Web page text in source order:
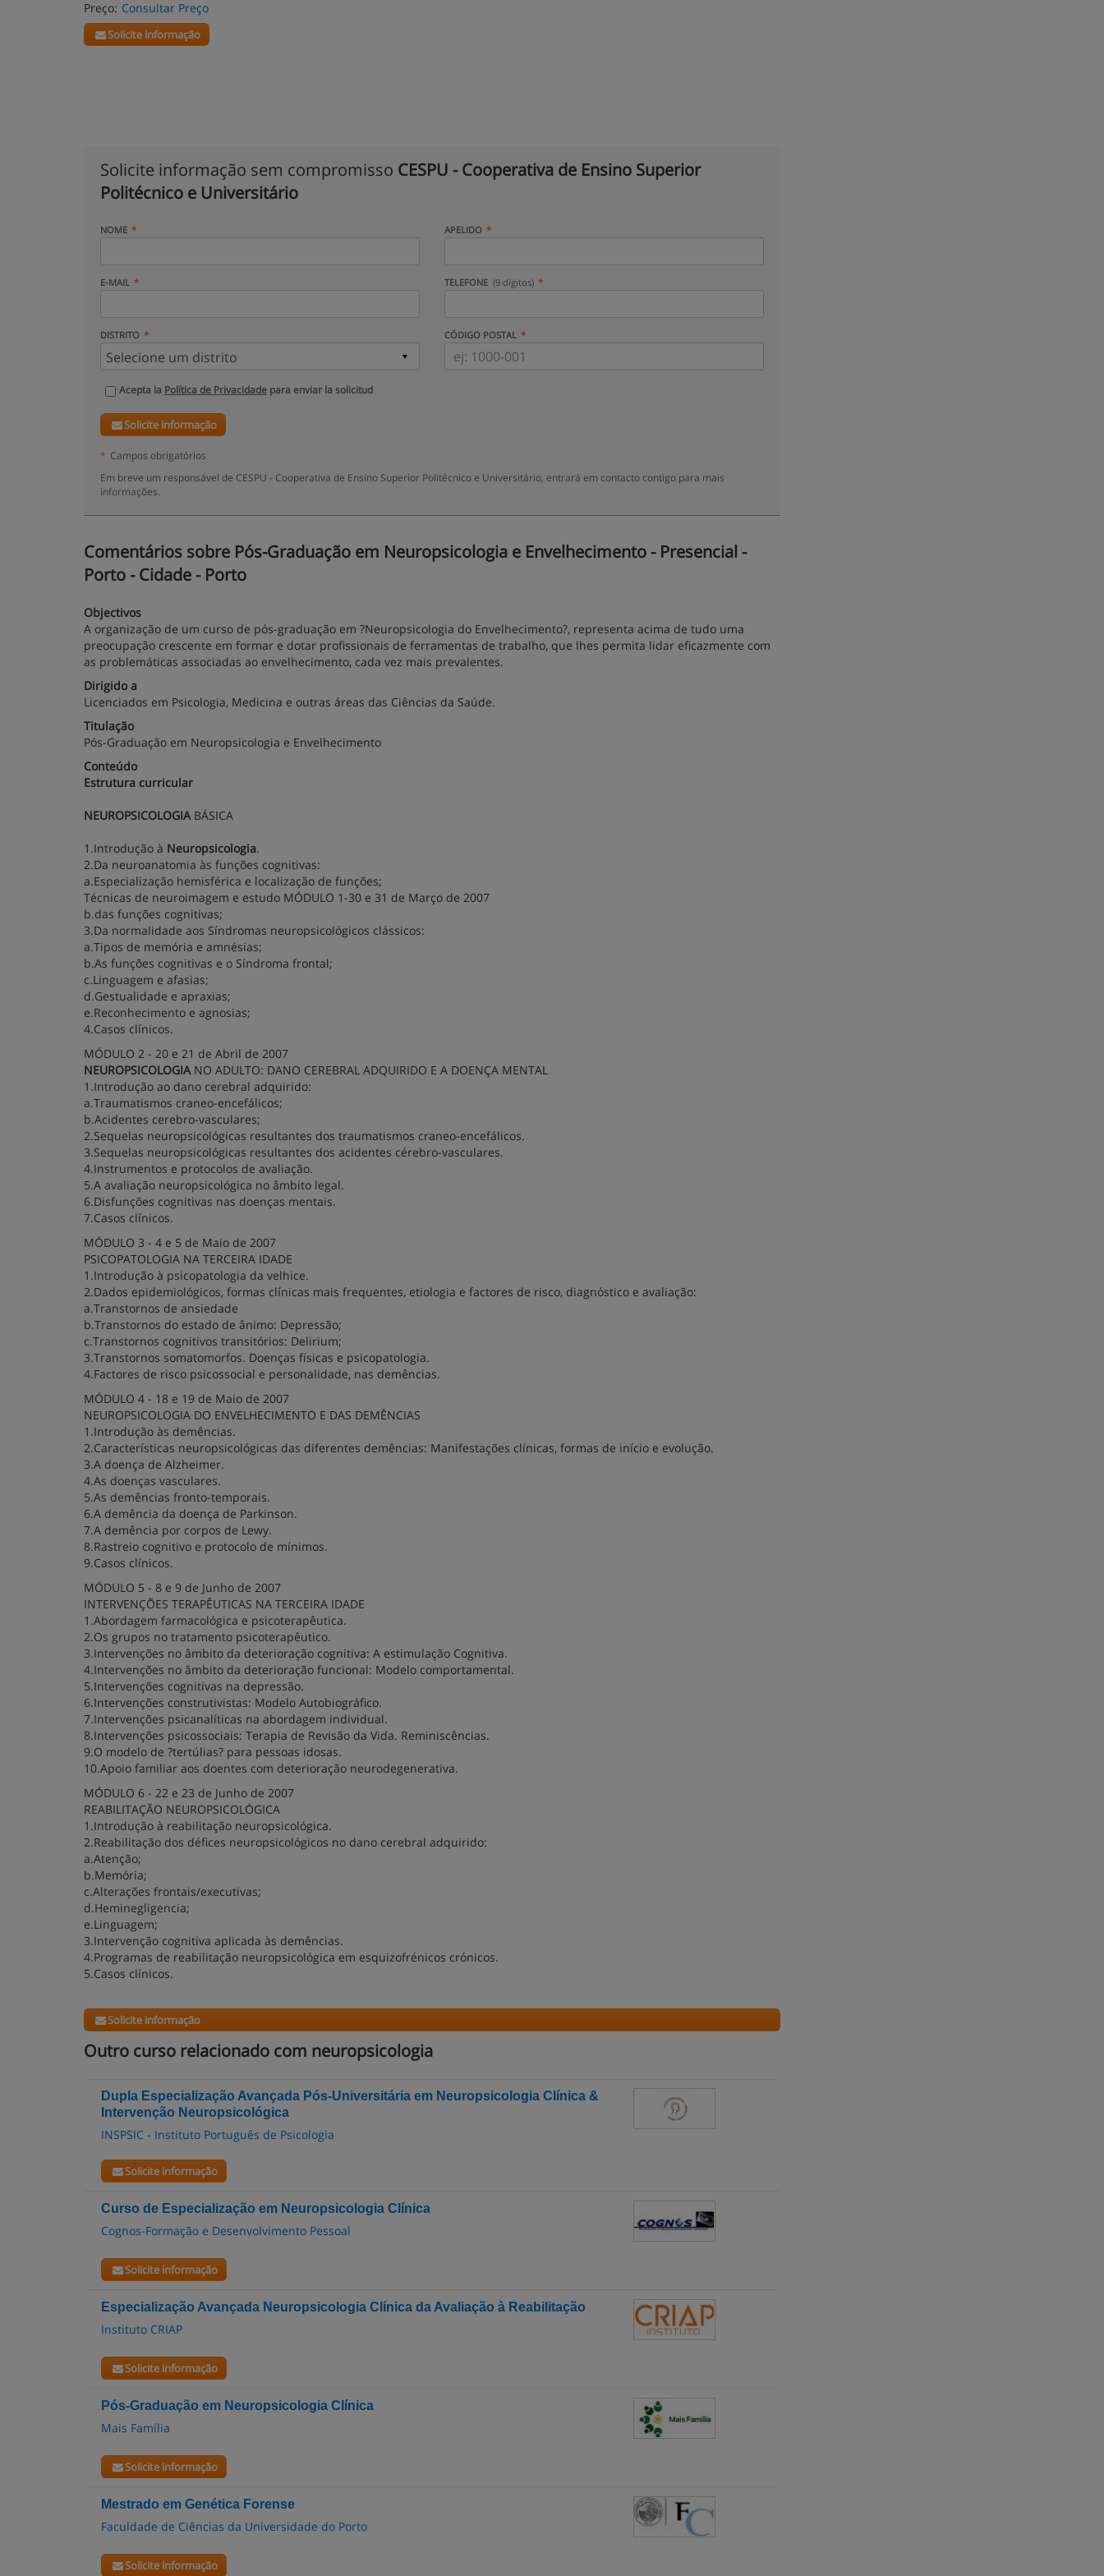
Preço: Consultar Preço
Solicite informação
Solicite informação sem compromisso CESPU - Cooperativa de Ensino Superior
Politécnico e Universitário
NOME APELIDO
E-MAIL TELEFONE (9 dígitos)
DISTRITO CÓDIGO POSTAL
Acepta la Política de Privacidade para enviar la solicitud
Solicite informação
* Campos obrigatórios
Em breve um responsável de CESPU - Cooperativa de Ensino Superior Politécnico e Universitário, entrará em contacto contigo para mais
informações.
Comentários sobre Pós-Graduação em Neuropsicologia e Envelhecimento - Presencial -
Porto - Cidade - Porto
Objectivos
A organização de um curso de pós-graduação em ?Neuropsicologia do Envelhecimento?, representa acima de tudo uma
preocupação crescente em formar e dotar profissionais de ferramentas de trabalho, que lhes permita lidar eficazmente com
as problemáticas associadas ao envelhecimento, cada vez mais prevalentes.
Dirigido a
Licenciados em Psicologia, Medicina e outras áreas das Ciências da Saúde.
Titulação
Pós-Graduação em Neuropsicologia e Envelhecimento
Conteúdo
Estrutura curricular
NEUROPSICOLOGIABÁSICA
1.Introdução à Neuropsicologia.
2.Da neuroanatomia às funções cognitivas:
a.Especialização hemisférica e localização de funções;
Técnicas de neuroimagem e estudo MÓDULO 1-30 e 31 de Março de 2007
b.das funções cognitivas;
3.Da normalidade aos Síndromas neuropsicológicos clássicos:
a.Tipos de memória e amnésias;
b.As funções cognitivas e o Síndroma frontal;
c.Linguagem e afasias;
d.Gestualidade e apraxias;
e.Reconhecimento e agnosias;
4.Casos clínicos.
MÓDULO 2 - 20 e 21 de Abril de 2007
NEUROPSICOLOGIANO ADULTO: DANO CEREBRAL ADQUIRIDO E A DOENÇA MENTAL
1.Introdução ao dano cerebral adquirido:
a.Traumatismos craneo-encefálicos;
b.Acidentes cerebro-vasculares;
2.Sequelas neuropsicológicas resultantes dos traumatismos craneo-encefálicos.
3.Sequelas neuropsicológicas resultantes dos acidentes cérebro-vasculares.
4.Instrumentos e protocolos de avaliação.
5.A avaliação neuropsicológica no âmbito legal.
6.Disfunções cognitivas nas doenças mentais.
7.Casos clínicos.
MÓDULO 3 - 4 e 5 de Maio de 2007
PSICOPATOLOGIA NA TERCEIRA IDADE
1.Introdução à psicopatologia da velhice.
2.Dados epidemiológicos, formas clínicas mais frequentes, etiologia e factores de risco, diagnóstico e avaliação:
a.Transtornos de ansiedade
b.Transtornos do estado de ânimo: Depressão;
c.Transtornos cognitivos transitórios: Delirium;
3.Transtornos somatomorfos. Doenças físicas e psicopatologia.
4.Factores de risco psicossocial e personalidade, nas demências.
MÓDULO 4 - 18 e 19 de Maio de 2007
NEUROPSICOLOGIA DO ENVELHECIMENTO E DAS DEMÊNCIAS
1.Introdução às demências.
2.Características neuropsicológicas das diferentes demências: Manifestações clínicas, formas de início e evolução.
3.A doença de Alzheimer.
4.As doenças vasculares.
5.As demências fronto-temporais.
6.A demência da doença de Parkinson.
7.A demência por corpos de Lewy.
8.Rastreio cognitivo e protocolo de mínimos.
9.Casos clínicos.
MÓDULO 5 - 8 e 9 de Junho de 2007
INTERVENÇÕES TERAPÊUTICAS NA TERCEIRA IDADE
1.Abordagem farmacológica e psicoterapêutica.
2.Os grupos no tratamento psicoterapêutico.
3.Intervenções no âmbito da deterioração cognitiva: A estimulação Cognitiva.
4.Intervenções no âmbito da deterioração funcional: Modelo comportamental.
5.Intervenções cognitivas na depressão.
6.Intervenções construtivistas: Modelo Autobiográfico.
7.Intervenções psicanalíticas na abordagem individual.
8.Intervenções psicossociais: Terapia de Revisão da Vida. Reminiscências.
9.O modelo de ?tertúlias? para pessoas idosas.
10.Apoio familiar aos doentes com deterioração neurodegenerativa.
MÓDULO 6 - 22 e 23 de Junho de 2007
REABILITAÇÃO NEUROPSICOLÓGICA
1.Introdução à reabilitação neuropsicológica.
2.Reabilitação dos défices neuropsicológicos no dano cerebral adquirido:
a.Atenção;
b.Memória;
c.Alterações frontais/executivas;
d.Heminegligencia;
e.Linguagem;
3.Intervenção cognitiva aplicada às demências.
4.Programas de reabilitação neuropsicológica em esquizofrénicos crónicos.
5.Casos clínicos.
Solicite informação
Outro curso relacionado com neuropsicologia
Dupla Especialização Avançada Pós-Universitária em Neuropsicologia Clínica &
Intervenção Neuropsicológica
INSPSIC - Instituto Português de Psicologia
Solicite informação
Curso de Especialização em Neuropsicologia Clínica
Cognos-Formação e Desenvolvimento Pessoal
Solicite informação
Especialização Avançada Neuropsicologia Clínica da Avaliação à Reabilitação
Instituto CRIAP
Solicite informação
Pós-Graduação em Neuropsicologia Clínica
Mais Família
Solicite informação
Mestrado em Genética Forense
Faculdade de Ciências da Universidade do Porto
Solicite informação